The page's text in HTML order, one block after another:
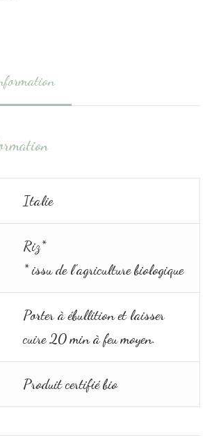
Italie
Riz*
* issu de l'agriculture biologique
Porter à ébullition et laisser
cuire 20 min à feu moyen.
Produit certifié bio